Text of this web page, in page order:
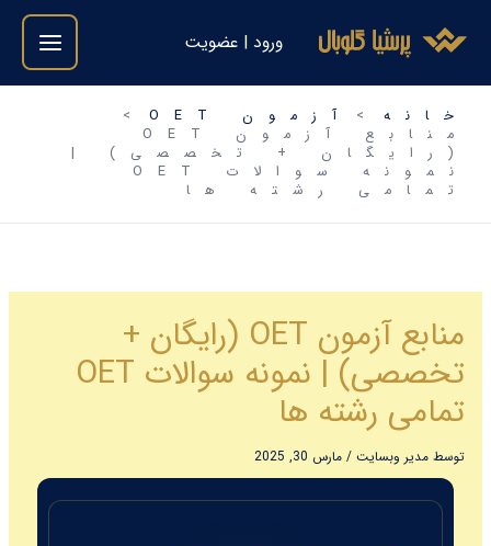
ورود | عضویت
خانه
آزمون OET
منابع آزمون OET
(رایگان + تخصصی) |
نمونه سوالات OET
تمامی رشته ها
منابع آزمون OET (رایگان +
تخصصی) | نمونه سوالات OET
تمامی رشته ها
توسط مدیر وبسایت / مارس 30, 2025